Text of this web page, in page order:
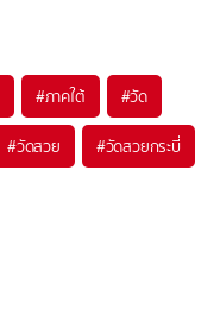
#ภาคใต้ #วัด
#วัดสวย #วัดสวยกระบี่